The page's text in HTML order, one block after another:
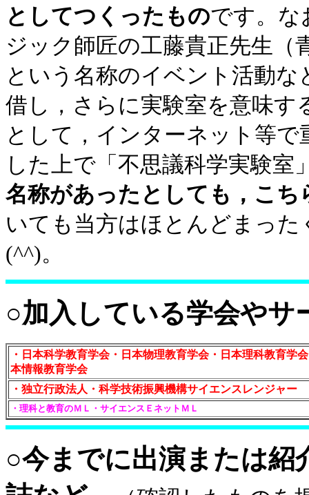
としてつくったものです。な
ジック師匠の工藤貴正先生
という名称のイベント活動
借し，さらに実験室を意味す
として，インターネット等
した上で「不思議科学実験
名称があったとしても，こち
いても当方はほとんどまっ
(^^)。
○加入している学会やサ
・日本科学教育学会・日本物理教育学会・日本理科教育学会
本情報教育学会
・独立行政法人・科学技術振興機構サイエンスレンジャー
・理科と教育のＭＬ・サイエンスＥネットＭＬ
○今までに出演または紹